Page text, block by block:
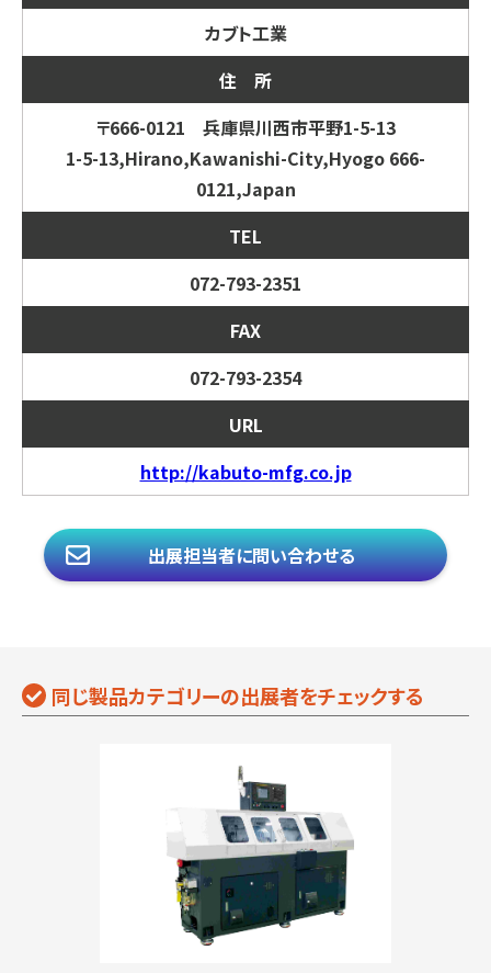
カブト工業
住 所
〒666-0121 兵庫県川西市平野1-5-13
1-5-13,Hirano,Kawanishi-City,Hyogo 666-
0121,Japan
TEL
072-793-2351
FAX
072-793-2354
URL
http://kabuto-mfg.co.jp
出展担当者に問い合わせる
同じ製品カテゴリーの出展者をチェックする